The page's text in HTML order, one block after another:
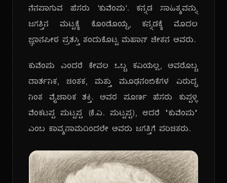
ನೆನಪಾಗುವ ಹೆಸರು 'ಕುವೆಂಪು'. ಕನ್ನಡ ಸಾಹಿತ್ಯವನ್ನು
ಜಗತ್ತಿನ ಮಟ್ಟಕ್ಕೆ ಕೊಂಡೊಯ್ದ, ಕನ್ನಡಕ್ಕೆ ಮೊದಲ
ಜ್ಞಾನಪೀಠ ಪ್ರಶಸ್ತಿ ತಂದುಕೊಟ್ಟ ಮಹಾನ್ ಚೇತನ ಅವರು.
ಕುವೆಂಪು ಎಂದರೆ ಕೇವಲ ಒಬ್ಬ ಕವಿಯಲ್ಲ, ಅವರೊಬ್ಬ
ದಾರ್ಶನಿಕ, ಚಿಂತಕ, ಮತ್ತು ಮೂಢನಂಬಿಕೆಗಳ ವಿರುದ್ಧ
ನಿಂತ ವೈಚಾರಿಕ ಶಕ್ತಿ. ಅವರ ಪೂರ್ಣ ಹೆಸರು ಕುಪ್ಪಳ್ಳಿ
ವೆಂಕಟಪ್ಪ ಪುಟ್ಟಪ್ಪ (ಕೆ.ವಿ. ಪುಟ್ಟಪ್ಪ), ಆದರೆ "ಕುವೆಂಪು"
ಎಂಬ ಕಾವ್ಯನಾಮದಿಂದಲೇ ಅವರು ಜಗತ್ತಿಗೆ ಪರಿಚಿತರು.